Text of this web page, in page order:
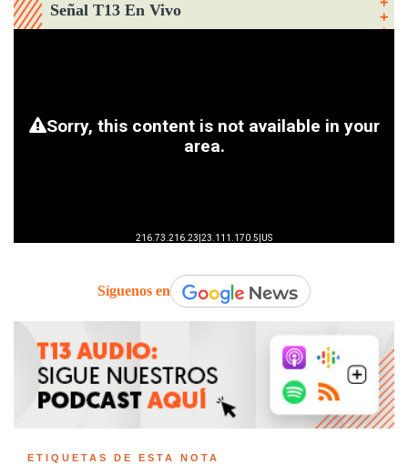
Señal T13 En Vivo
Síguenos en
ETIQUETAS DE ESTA NOTA